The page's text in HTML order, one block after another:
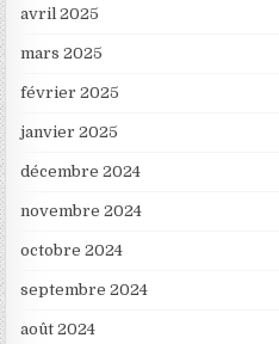
avril 2025
mars 2025
février 2025
janvier 2025
décembre 2024
novembre 2024
octobre 2024
septembre 2024
août 2024